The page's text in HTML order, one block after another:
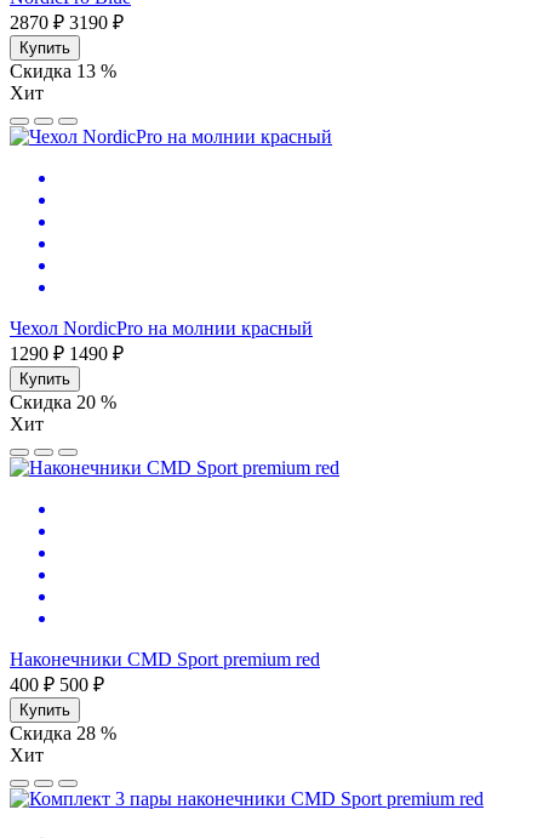
2870 ₽ 3190 ₽
Купить
Скидка 13 %
Хит
Чехол NordicPro на молнии красный
1290 ₽ 1490 ₽
Купить
Скидка 20 %
Хит
Наконечники CMD Sport premium red
400 ₽ 500 ₽
Купить
Скидка 28 %
Хит